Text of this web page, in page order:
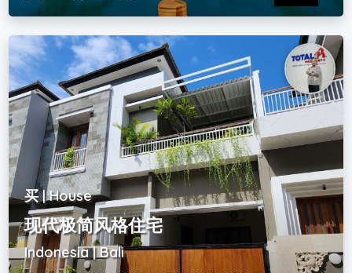
买 | House
现代极简风格住宅
Indonesia | Bali